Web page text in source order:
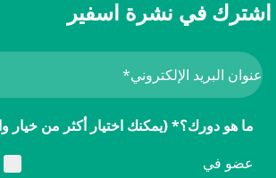
اشترك في نشرة اسفير
ما هو دورك؟* (يمكنك اختيار أكثر من خيار
عضو في